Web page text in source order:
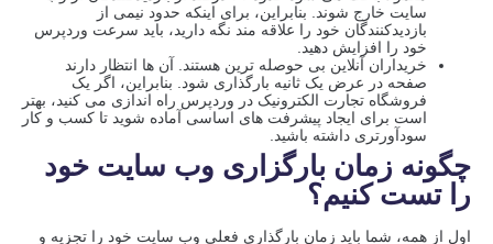
سایت خارج شوند. بنابراین، برای اینکه حدود نیمی از
بازدیدکنندگان خود را علاقه مند نگه دارید، باید سرعت وردپرس
خود را افزایش دهید.
خریداران آنلاین بی حوصله ترین هستند. آن ها انتظار دارند
صفحه در عرض یک ثانیه بارگذاری شود. بنابراین، اگر یک
فروشگاه تجارت الکترونیک در وردپرس راه اندازی می کنید، بهتر
است برای ایجاد پیشرفت های اساسی آماده شوید تا کسب و کار
سودآورتری داشته باشید.
چگونه زمان بارگزاری وب سایت خود
را تست کنیم؟
اول از همه، شما باید زمان بارگذاری فعلی وب سایت خود را تجزیه و